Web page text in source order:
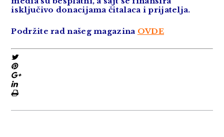
isključivo donacijama čitalaca i prijatelja.
Podržite rad našeg magazina OVDE